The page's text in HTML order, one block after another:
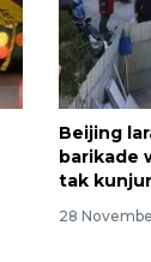
Beijing
barikade
tak
28
haji
08-08 15:00:00